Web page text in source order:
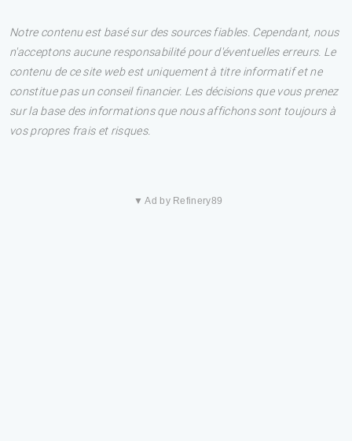
Notre contenu est basé sur des sources fiables. Cependant, nous
n'acceptons aucune responsabilité pour d'éventuelles erreurs. Le
contenu de ce site web est uniquement à titre informatif et ne
constitue pas un conseil financier. Les décisions que vous prenez
sur la base des informations que nous affichons sont toujours à
vos propres frais et risques.
▼ Ad by Refinery89